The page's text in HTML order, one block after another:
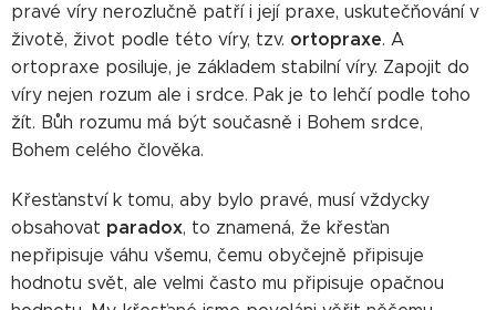
pravé víry nerozlučně patří i její praxe, uskutečňování v
životě, život podle této víry, tzv. ortopraxe. A
ortopraxe posiluje, je základem stabilní víry. Zapojit do
víry nejen rozum ale i srdce. Pak je to lehčí podle toho
žít. Bůh rozumu má být současně i Bohem srdce,
Bohem celého člověka.
Křesťanství k tomu, aby bylo pravé, musí vždycky
obsahovat paradox, to znamená, že křesťan
nepřipisuje váhu všemu, čemu obyčejně připisuje
hodnotu svět, ale velmi často mu připisuje opačnou